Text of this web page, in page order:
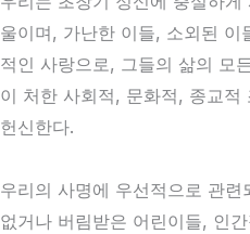
울이며, 가난한 이들, 소외된
적인 사랑으로, 그들의 삶의 모
이 처한 사회적, 문화적, 종교적
헌신한다.
우리의 사명에 우선적으로 관
없거나 버림받은 어린이들, 인